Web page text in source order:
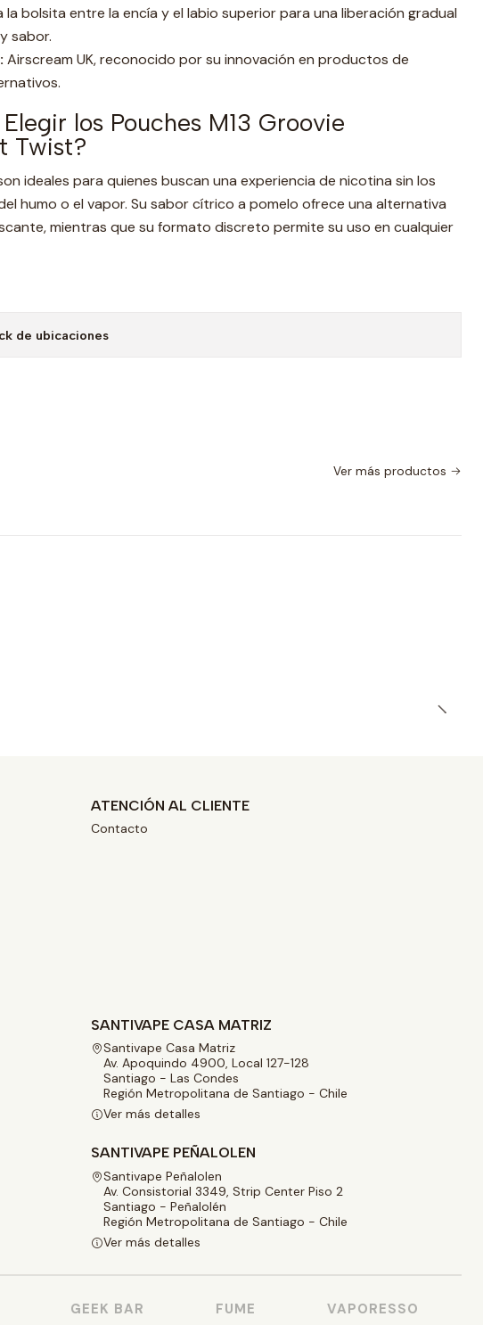
la bolsita entre la encía y el labio superior para una liberación gradual
sabor.
Airscream UK, reconocido por su innovación en productos de
los Pouches M13 Groovie
Twist?
ideales para quienes buscan una experiencia de nicotina sin los
humo o el vapor. Su sabor cítrico a pomelo ofrece una alternativa
mientras que su formato discreto permite su uso en cualquier
de ubicaciones
Ver más productos
ATENCIÓN AL CLIENTE
Contacto
SANTIVAPE CASA MATRIZ
Santivape Casa Matriz
Av. Apoquindo 4900, Local 127-128
Santiago - Las Condes
Región Metropolitana de Santiago - Chile
Ver más detalles
SANTIVAPE PEÑALOLEN
Santivape Peñalolen
Av. Consistorial 3349, Strip Center Piso 2
Santiago - Peñalolén
Región Metropolitana de Santiago - Chile
Ver más detalles
GEEK BAR FUME VAPORESSO